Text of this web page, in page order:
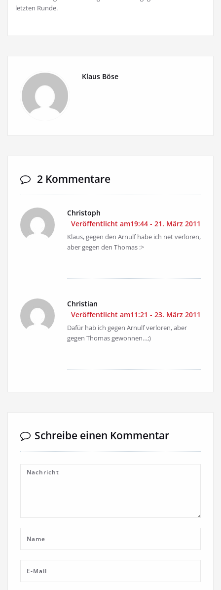
letzten Runde.
Klaus Böse
2 Kommentare
Christoph
Veröffentlicht am19:44 - 21. März 2011
Klaus, gegen den Arnulf habe ich net verloren,
aber gegen den Thomas :>
Christian
Veröffentlicht am11:21 - 23. März 2011
Dafür hab ich gegen Arnulf verloren, aber
gegen Thomas gewonnen…;)
Schreibe einen Kommentar